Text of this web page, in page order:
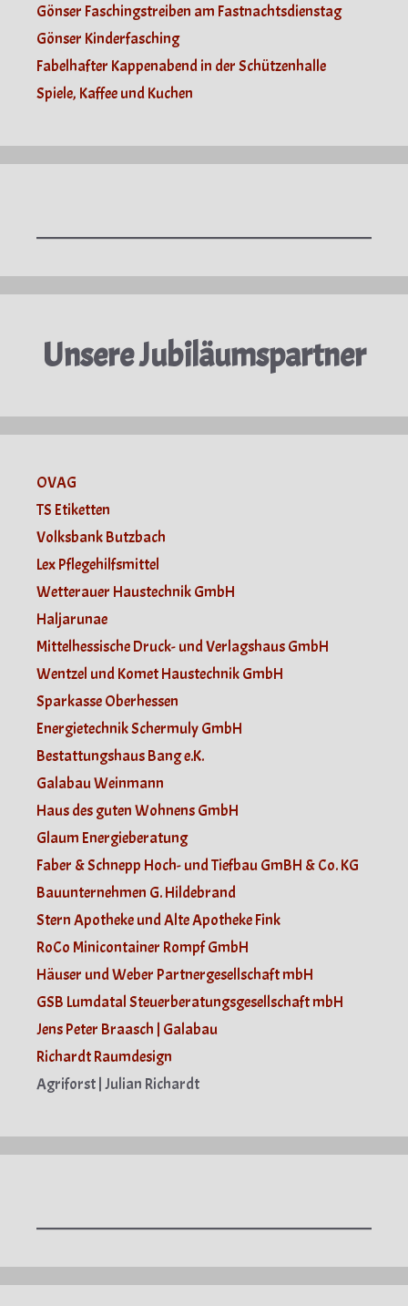
Gönser Faschingstreiben am Fastnachtsdienstag
Gönser Kinderfasching
Fabelhafter Kappenabend in der Schützenhalle
Spiele, Kaffee und Kuchen
Unsere Jubiläumspartner
OVAG
TS Etiketten
Volksbank Butzbach
Lex Pflegehilfsmittel
Wetterauer Haustechnik GmbH
Haljarunae
Mittelhessische Druck- und Verlagshaus GmbH
Wentzel und Komet Haustechnik GmbH
Sparkasse Oberhessen
Energietechnik Schermuly GmbH
Bestattungshaus Bang e.K.
Galabau Weinmann
Haus des guten Wohnens GmbH
Glaum Energieberatung
Faber & Schnepp Hoch- und Tiefbau GmBH & Co. KG
Bauunternehmen G. Hildebrand
Stern Apotheke und Alte Apotheke Fink
RoCo Minicontainer Rompf GmbH
Häuser und Weber Partnergesellschaft mbH
GSB Lumdatal Steuerberatungsgesellschaft mbH
Jens Peter Braasch | Galabau
Richardt Raumdesign
Agriforst | Julian Richardt